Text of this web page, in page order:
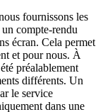
fournissons les
compte-rendu
écran. Cela permet
et pour nous. À
préalablement
différents. Un
le service
dans une